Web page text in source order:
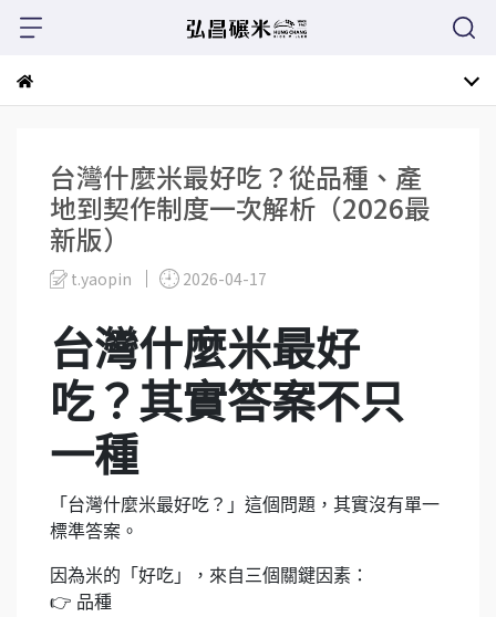
台灣什麼米最好吃？從品種、產
地到契作制度一次解析（2026最
新版）
t.yaopin 2026-04-17
台灣什麼米最好
吃？其實答案不只
一種
「台灣什麼米最好吃？」這個問題，其實沒有單一
標準答案。
因為米的「好吃」，來自三個關鍵因素：
👉 品種